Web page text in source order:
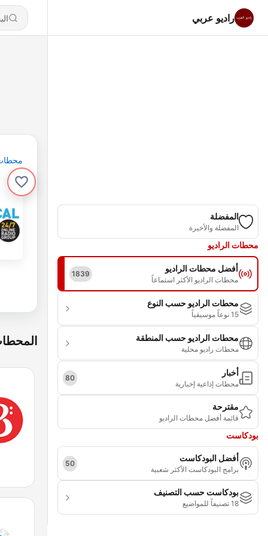
راديو عربي
المفضلة
المفضلة والأخيرة
محطات الراديو
أفضل محطات الراديو
محطات الراديو الأكثر استماعاً
1839
محطات الراديو حسب النوع
15 نوعاً موسيقياً
محطات الراديو حسب المنطقة
محطات راديو محلية
أخبار
محطات إذاعية إخبارية
80
مقترحة
قائمة أفضل محطات الراديو
بودكاست
أفضل البودكاست
برامج البودكاست الأكثر شعبية
50
بودكاست حسب التصنيف
18 تصنيفاً للمواضيع